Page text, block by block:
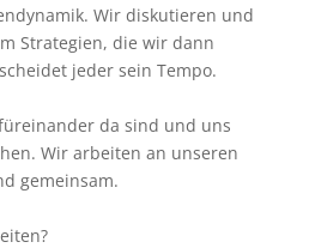
Wir diskutieren und
Strategien, die wir dann
jeder sein Tempo.
da sind und uns
Wir arbeiten an unseren
gemeinsam.